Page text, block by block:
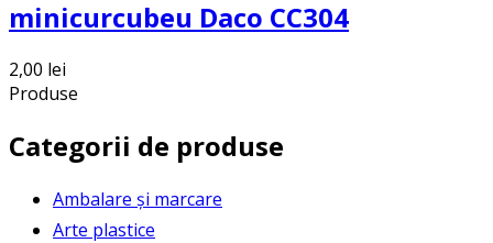
minicurcubeu Daco CC304
2,00 lei
Produse
Categorii de produse
Ambalare și marcare
Arte plastice